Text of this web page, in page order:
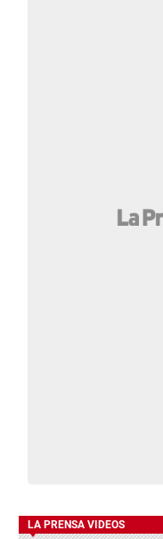
LA PRENSA VIDEOS